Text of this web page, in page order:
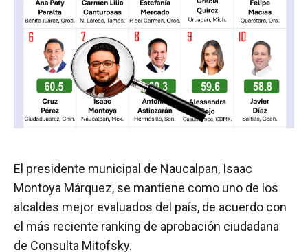
El presidente municipal de Naucalpan, Isaac
Montoya Márquez, se mantiene como uno de los
alcaldes mejor evaluados del país, de acuerdo con
el más reciente ranking de aprobación ciudadana
de Consulta Mitofsky.